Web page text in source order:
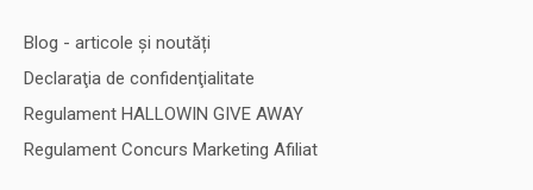
Blog - articole și noutăți
Declaraţia de confidenţialitate
Regulament HALLOWIN GIVE AWAY
Regulament Concurs Marketing Afiliat